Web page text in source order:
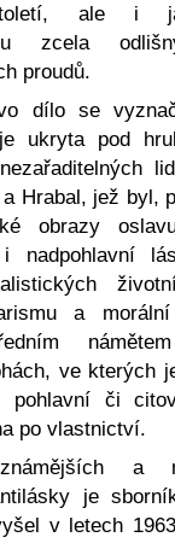
ale i
zcela
proudů.
dílo se
ukryta pod
Hrabal, jež byl,
obrazy
nadpohlavní
a
ve kterých
pohlavní či
po vlastnictví.
a
je
v letech